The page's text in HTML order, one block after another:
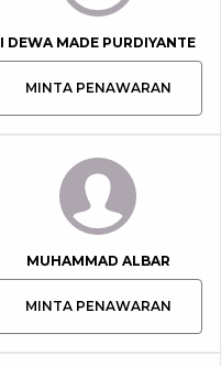
I DEWA MADE PURDIYANTE
MINTA PENAWARAN
MUHAMMAD ALBAR
MINTA PENAWARAN